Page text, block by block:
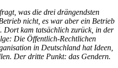
was die drei drängendsten
nicht, es war aber ein Betrieb
Dort kam tatsächlich zurück, in der
Die Öffentlich-Rechtlichen
in Deutschland hat Ideen,
Der dritte Punkt: das Gendern.